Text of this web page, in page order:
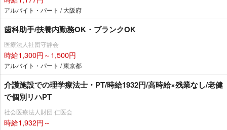
アルバイト・パート / 大阪府
歯科助手/扶養内勤務OK・ブランクOK
医療法人社団守静会
時給1,300円～1,500円
アルバイト・パート / 東京都
介護施設での理学療法士・PT/時給1932円/高時給×残業なし/老健
で個別リハPT
社会医療法人財団 仁医会
時給1,932円～